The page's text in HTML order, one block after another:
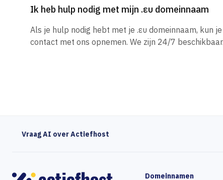
Ik heb hulp nodig met mijn .ευ domeinnaam
Als je hulp nodig hebt met je .ευ domeinnaam, kun
contact met ons opnemen. We zijn 24/7 beschikbaar.
Vraag AI over Actiefhost
Domeinnamen